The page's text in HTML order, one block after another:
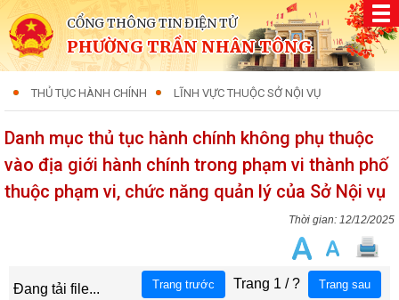
CỔNG THÔNG TIN ĐIỆN TỬ
PHƯỜNG TRẦN NHÂN TÔNG
THỦ TỤC HÀNH CHÍNH LĨNH VỰC THUỘC SỞ NỘI VỤ
Danh mục thủ tục hành chính không phụ thuộc
vào địa giới hành chính trong phạm vi thành phố
thuộc phạm vi, chức năng quản lý của Sở Nội vụ
12/12/2025